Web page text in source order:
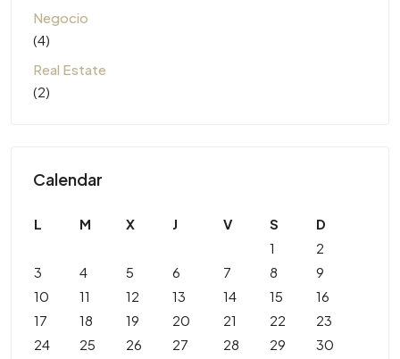
Negocio
(4)
Real Estate
(2)
Calendar
L M X J V S
D
1
2
3
4 5 6 7 8
9
10
11 12 13 14 15
16
17
18 19 20 21 22
23
24
25 26 27 28 29
30